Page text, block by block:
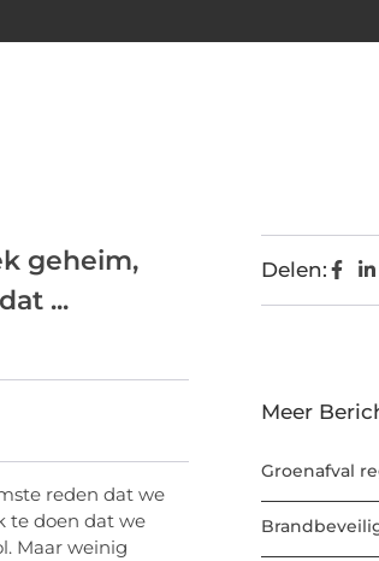
geheim,
...
reden dat we
te doen dat we
Maar weinig
Delen:
Meer
Groenafval